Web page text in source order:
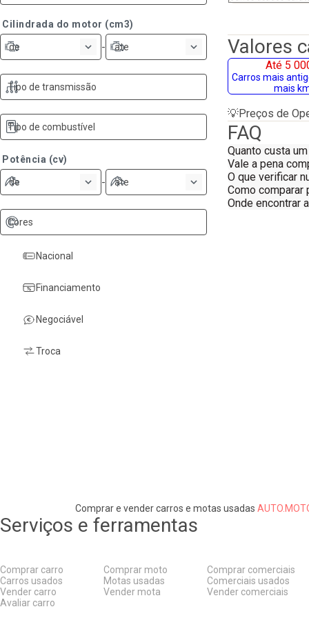
Cilindrada do motor (cm3)
de - ate
Tipo de transmissão
Tipo de combustível
Potência (cv)
de - ate
Cores
Nacional
Financiamento
Negociável
Troca
Valores
Até 5
Carros mais
mais
💡Preços de
FAQ
Quanto custa
Vale a pena
O que verificar
Como comparar
Onde encontrar
Comprar e vender carros e motas usadas
Serviços e ferramentas
Comprar carro
Carros usados
Vender carro
Avaliar carro
Comprar moto
Motas usadas
Vender mota
Comprar comerciais
Comerciais usados
Vender comerciais